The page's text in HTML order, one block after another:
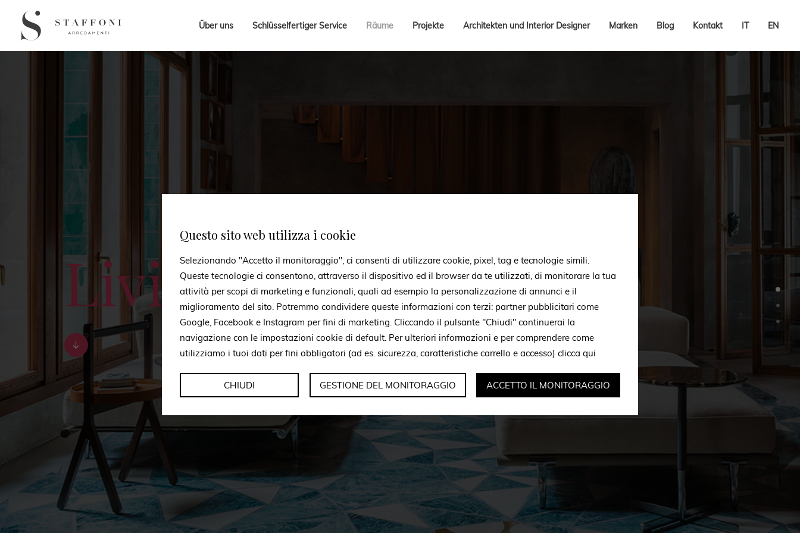
Über uns Schlüsselfertiger Service Räume Projekte Architekten und Interior Designer Marken Blog Kontakt IT EN
Living
Questo sito web utilizza i cookie
Selezionando "Accetto il monitoraggio", ci consenti di utilizzare cookie, pixel, tag e tecnologie simili.
Queste tecnologie ci consentono, attraverso il dispositivo ed il browser da te utilizzati, di monitorare la tua
attività per scopi di marketing e funzionali, quali ad esempio la personalizzazione di annunci e il
miglioramento del sito. Potremmo condividere queste informazioni con terzi: partner pubblicitari come
Google, Facebook e Instagram per fini di marketing. Cliccando il pulsante "Chiudi" continuerai la
navigazione con le impostazioni cookie di default. Per ulteriori informazioni e per comprendere come
utilizziamo i tuoi dati per fini obbligatori (ad es. sicurezza, caratteristiche carrello e accesso) clicca qui
CHIUDI GESTIONE DEL MONITORAGGIO ACCETTO IL MONITORAGGIO